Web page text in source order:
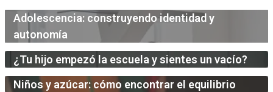
Adolescencia: construyendo identidad y
autonomía
¿Tu hijo empezó la escuela y sientes un vacío?
Niños y azúcar: cómo encontrar el equilibrio